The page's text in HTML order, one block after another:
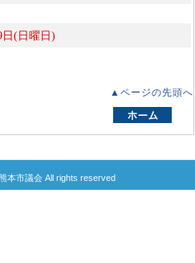
日(日曜日)
▲ページの先頭へ
本市議会 All rights reserved